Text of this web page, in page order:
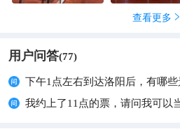
查看更多 
用户问答(77)
下午1点左右到达洛阳后，有哪
我约上了11点的票，请问我可以